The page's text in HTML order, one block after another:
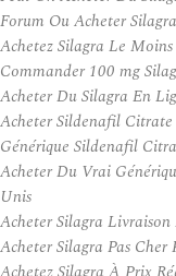
Forum Ou Acheter Silagra
Achetez Silagra Le
Commander 100 mg
Acheter Du Silagra En
Acheter Sildenafil Citrate
Générique Sildenafil
Acheter Du Vrai
Unis
Acheter Silagra Livraison
Acheter Silagra Pas Cher